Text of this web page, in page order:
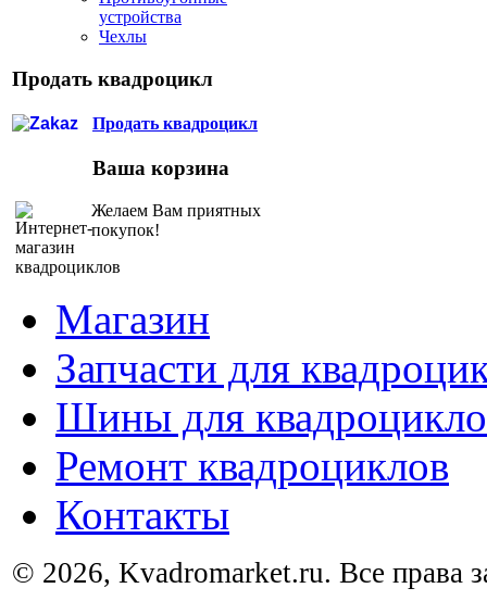
устройства
Чехлы
Продать квадроцикл
Продать квадроцикл
Ваша корзина
Желаем Вам приятных
покупок!
Магазин
Запчасти для
Шины для
Ремонт квадроциклов
Контакты
© 2026, Kvadromarket.ru. Все права